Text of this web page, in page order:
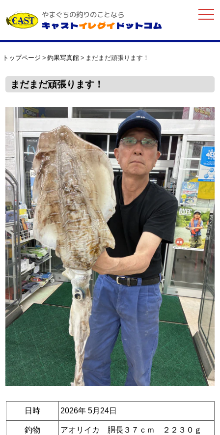
やまぐちの釣りのことなら
キャストイレグイドットコム
トップページ 釣果写真館 まだまだ頑張ります！
まだまだ頑張ります！
日時 2026年 5月24日
釣物 アオリイカ 胴長３７ｃｍ ２２３０ｇ